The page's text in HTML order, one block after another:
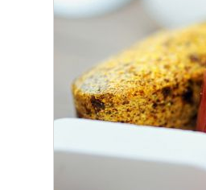
Афины
Киев
Лондон
Лос-Анджелес